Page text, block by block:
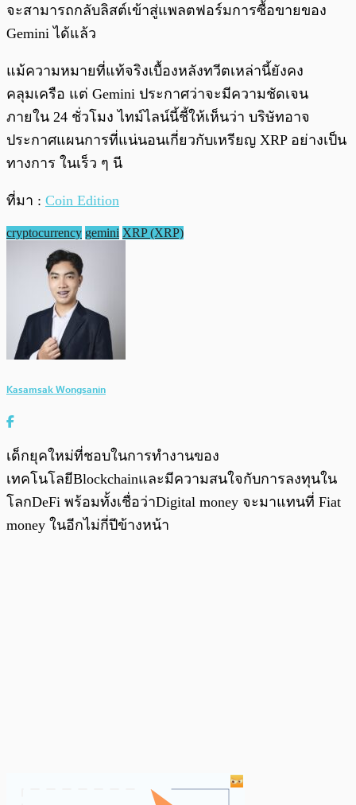
จะสามารถกลับลิสต์เข้าสู่แพลตฟอร์มการซื้อขายของ
Gemini ได้แล้ว
แม้ความหมายที่แท้จริงเบื้องหลังทวีตเหล่านี้ยังคง
คลุมเครือ แต่ Gemini ประกาศว่าจะมีความชัดเจน
ภายใน 24 ชั่วโมง ไทม์ไลน์นี้ชี้ให้เห็นว่า บริษัทอาจ
ประกาศแผนการที่แน่นอนเกี่ยวกับเหรียญ XRP อย่างเป็น
ทางการ ในเร็ว ๆ นี
ที่มา : Coin Edition
cryptocurrency gemini XRP (XRP)
Kasamsak Wongsanin
เด็กยุคใหม่ที่ชอบในการทำงานของ
เทคโนโลยีBlockchainและมีความสนใจกับการลงทุนใน
โลกDeFi พร้อมทั้งเชื่อว่าDigital money จะมาแทนที่ Fiat
money ในอีกไม่กี่ปีข้างหน้า